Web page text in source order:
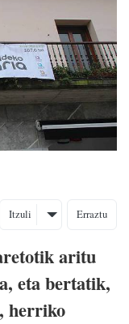
Itzuli Erraztu
aritu
eta bertatik,
herriko